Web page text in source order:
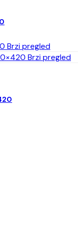
Brzi pregled
Brzi pregled